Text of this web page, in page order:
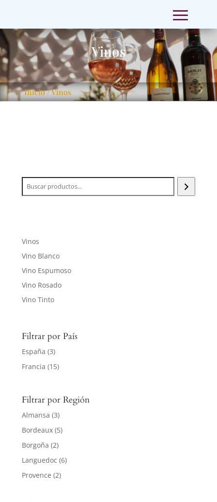
Vinos
Inicio/ Vinos
Vinos
Vino Blanco
Vino Espumoso
Vino Rosado
Vino Tinto
Filtrar por País
España (3)
Francia (15)
Filtrar por Región
Almansa (3)
Bordeaux (5)
Borgoña (2)
Languedoc (6)
Provence (2)